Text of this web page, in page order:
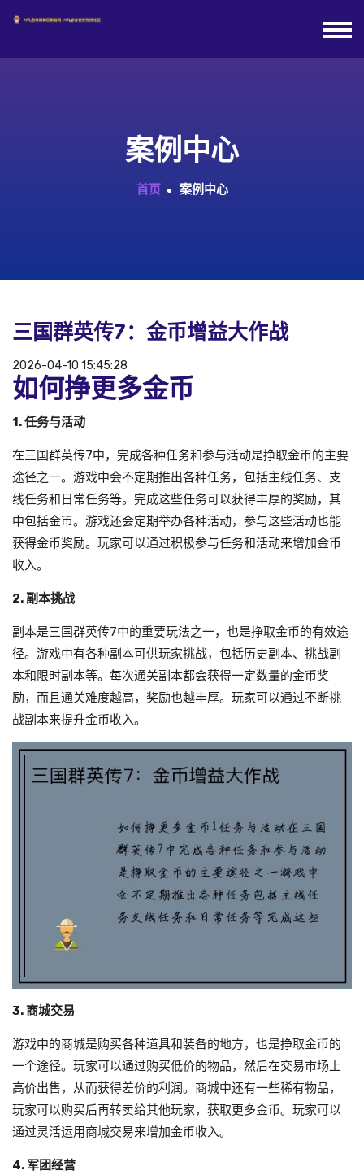
案例中心
首页 案例中心
三国群英传7：金币增益大作战
2026-04-10 15:45:28
如何挣更多金币
1. 任务与活动
在三国群英传7中，完成各种任务和参与活动是挣取金币的主要
途径之一。游戏中会不定期推出各种任务，包括主线任务、支
线任务和日常任务等。完成这些任务可以获得丰厚的奖励，其
中包括金币。游戏还会定期举办各种活动，参与这些活动也能
获得金币奖励。玩家可以通过积极参与任务和活动来增加金币
收入。
2. 副本挑战
副本是三国群英传7中的重要玩法之一，也是挣取金币的有效途
径。游戏中有各种副本可供玩家挑战，包括历史副本、挑战副
本和限时副本等。每次通关副本都会获得一定数量的金币奖
励，而且通关难度越高，奖励也越丰厚。玩家可以通过不断挑
战副本来提升金币收入。
3. 商城交易
游戏中的商城是购买各种道具和装备的地方，也是挣取金币的
一个途径。玩家可以通过购买低价的物品，然后在交易市场上
高价出售，从而获得差价的利润。商城中还有一些稀有物品，
玩家可以购买后再转卖给其他玩家，获取更多金币。玩家可以
通过灵活运用商城交易来增加金币收入。
4. 军团经营